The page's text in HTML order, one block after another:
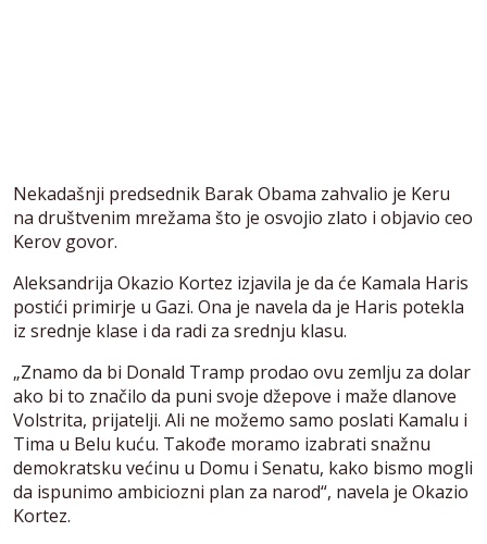
Nekadašnji predsednik Barak Obama zahvalio je Keru
na društvenim mrežama što je osvojio zlato i objavio ceo
Kerov govor.
Aleksandrija Okazio Kortez izjavila je da će Kamala Haris
postići primirje u Gazi. Ona je navela da je Haris potekla
iz srednje klase i da radi za srednju klasu.
„Znamo da bi Donald Tramp prodao ovu zemlju za dolar
ako bi to značilo da puni svoje džepove i maže dlanove
Volstrita, prijatelji. Ali ne možemo samo poslati Kamalu i
Tima u Belu kuću. Takođe moramo izabrati snažnu
demokratsku većinu u Domu i Senatu, kako bismo mogli
da ispunimo ambiciozni plan za narod“, navela je Okazio
Kortez.